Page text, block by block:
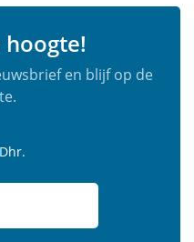
en blijf op de
Dhr.